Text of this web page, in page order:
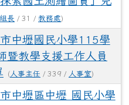
長 / 31 / 教務處)
中壢國民小學115學
暨教學支援工作人員
( 人事主任 / 339 / 人事室)
中壢區中壢 國民小學